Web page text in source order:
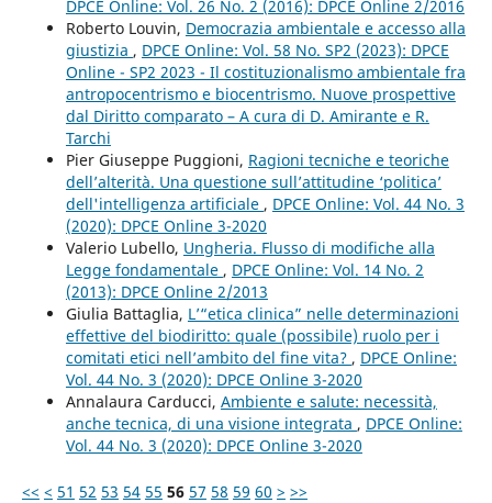
DPCE Online: Vol. 26 No. 2 (2016): DPCE Online 2/2016
Roberto Louvin, Democrazia ambientale e accesso alla
giustizia , DPCE Online: Vol. 58 No. SP2 (2023): DPCE
Online - SP2 2023 - Il costituzionalismo ambientale fra
antropocentrismo e biocentrismo. Nuove prospettive
dal Diritto comparato – A cura di D. Amirante e R.
Tarchi
Pier Giuseppe Puggioni, Ragioni tecniche e teoriche
dell’alterità. Una questione sull’attitudine ‘politica’
dell'intelligenza artificiale , DPCE Online: Vol. 44 No. 3
(2020): DPCE Online 3-2020
Valerio Lubello, Ungheria. Flusso di modifiche alla
Legge fondamentale , DPCE Online: Vol. 14 No. 2
(2013): DPCE Online 2/2013
Giulia Battaglia, L’“etica clinica” nelle determinazioni
effettive del biodiritto: quale (possibile) ruolo per i
comitati etici nell’ambito del fine vita? , DPCE Online:
Vol. 44 No. 3 (2020): DPCE Online 3-2020
Annalaura Carducci, Ambiente e salute: necessità,
anche tecnica, di una visione integrata , DPCE Online:
Vol. 44 No. 3 (2020): DPCE Online 3-2020
<< < 51 52 53 54 55 56 57 58 59 60 > >>